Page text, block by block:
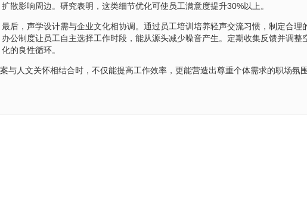
扩散影响周边。研究表明，这类细节优化可使员工满意度提升30%以上。
最后，声学设计需与企业文化相协调。通过员工培训培养轻声交流习惯，制定合理
办公制度让员工自主选择工作时段，能从源头减少噪音产生。定期收集反馈并调整
化的良性循环。
与人文关怀相结合时，不仅能提高工作效率，更能营造出尊重个体需求的职场氛